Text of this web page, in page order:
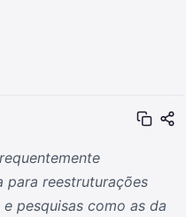
para reestruturações
pesquisas como as da